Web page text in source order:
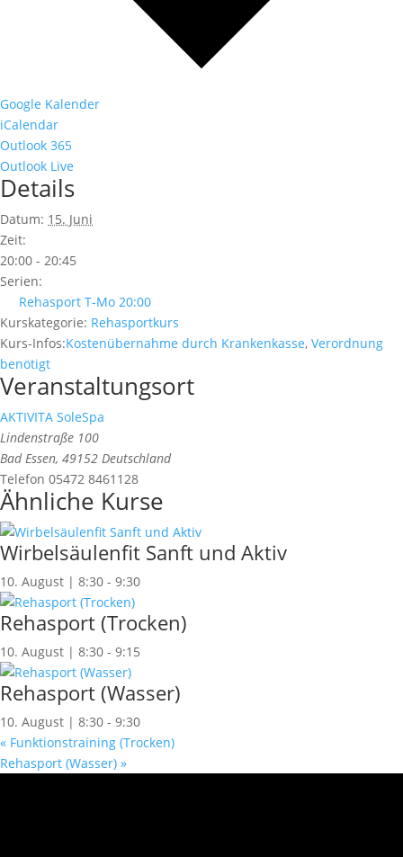
Google Kalender
iCalendar
Outlook 365
Outlook Live
Details
Datum: 15. Juni
Zeit:
20:00 - 20:45
Serien:
Rehasport T-Mo 20:00
Kurskategorie: Rehasportkurs
Kurs-Infos:Kostenübernahme durch Krankenkasse, Verordnung
benötigt
Veranstaltungsort
AKTIVITA SoleSpa
Lindenstraße 100
Bad Essen, 49152 Deutschland
Telefon 05472 8461128
Ähnliche Kurse
Wirbelsäulenfit Sanft und Aktiv
10. August | 8:30 - 9:30
Rehasport (Trocken)
10. August | 8:30 - 9:15
Rehasport (Wasser)
10. August | 8:30 - 9:30
« Funktionstraining (Trocken)
Rehasport (Wasser) »